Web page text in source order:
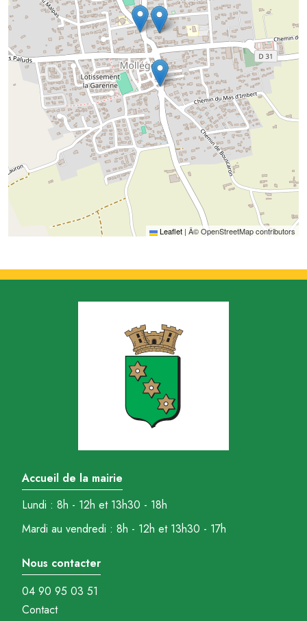
Leaflet | Â© OpenStreetMap contributors
Accueil de la mairie
Lundi : 8h - 12h et 13h30 - 18h
Mardi au vendredi : 8h - 12h et 13h30 - 17h
Nous contacter
04 90 95 03 51
Contact